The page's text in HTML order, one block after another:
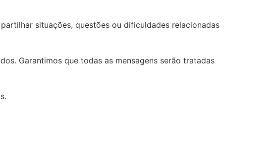
situações, questões ou dificuldades relacionadas
Garantimos que todas as mensagens serão tratadas